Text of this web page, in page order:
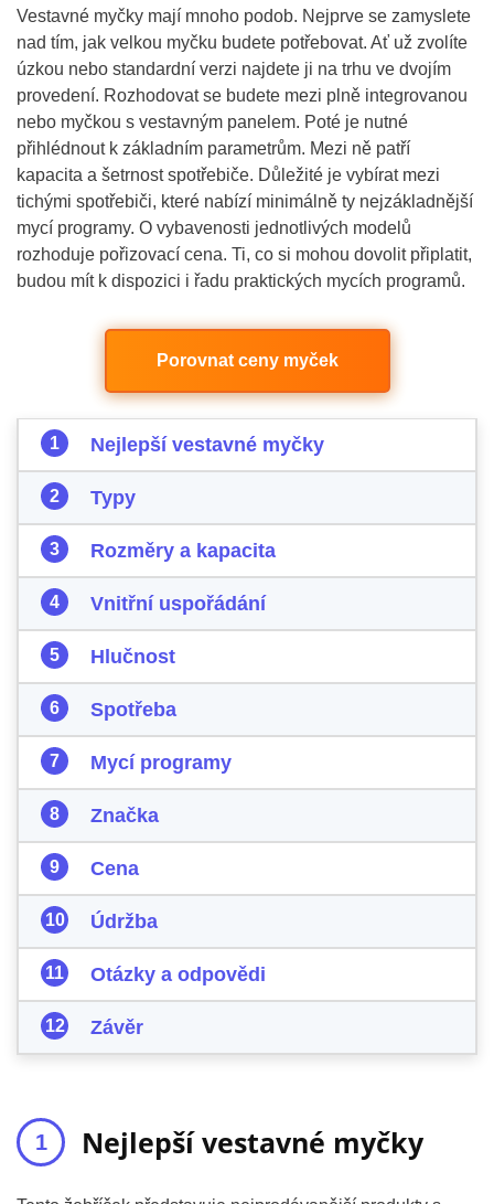
Vestavné myčky mají mnoho podob. Nejprve se zamyslete
nad tím, jak velkou myčku budete potřebovat. Ať už zvolíte
úzkou nebo standardní verzi najdete ji na trhu ve dvojím
provedení. Rozhodovat se budete mezi plně integrovanou
nebo myčkou s vestavným panelem. Poté je nutné
přihlédnout k základním parametrům. Mezi ně patří
kapacita a šetrnost spotřebiče. Důležité je vybírat mezi
tichými spotřebiči, které nabízí minimálně ty nejzákladnější
mycí programy. O vybavenosti jednotlivých modelů
rozhoduje pořizovací cena. Ti, co si mohou dovolit připlatit,
budou mít k dispozici i řadu praktických mycích programů.
Porovnat ceny myček
Nejlepší vestavné myčky
Typy
Rozměry a kapacita
Vnitřní uspořádání
Hlučnost
Spotřeba
Mycí programy
Značka
Cena
Údržba
Otázky a odpovědi
Závěr
Nejlepší vestavné myčky